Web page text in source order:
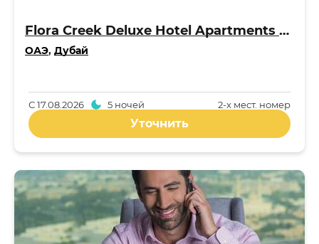
Flora Creek Deluxe Hotel Apartments Apart 4*
ОАЭ, Дубай
2-x мест. номер
С17.08.2026 5 ночей
Уточнить